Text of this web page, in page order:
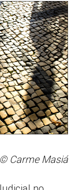
© Carme Masiá